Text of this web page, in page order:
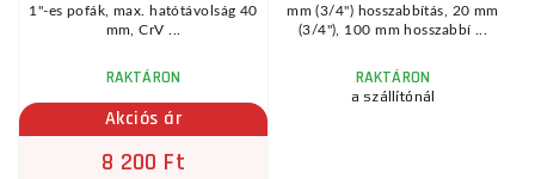
1"-es pofák, max. hatótávolság 40
mm, CrV ...
RAKTÁRON
Akciós ár
8 200 Ft
mm (3/4") hosszabbítás, 20 mm
(3/4"), 100 mm hosszabbí ...
RAKTÁRON
a szállítónál